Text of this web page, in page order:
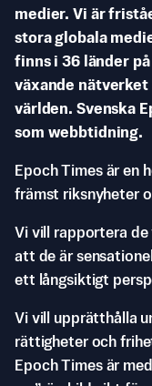
medier. Vi är
stora globala
finns i 36 länder
växande
världen. Svenska
som webbtidning.
Epoch Times är en
främst riksnyheter
Vi vill rapportera
att de är
ett långsiktigt
Vi vill upprätthålla
rättigheter och
Epoch Times är